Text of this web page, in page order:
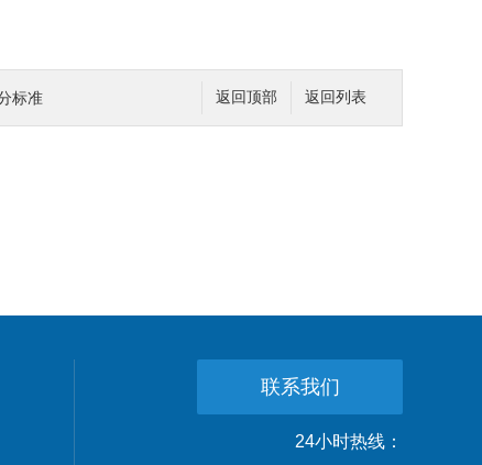
返回列表
返回顶部
标准
联系我们
24小时热线：